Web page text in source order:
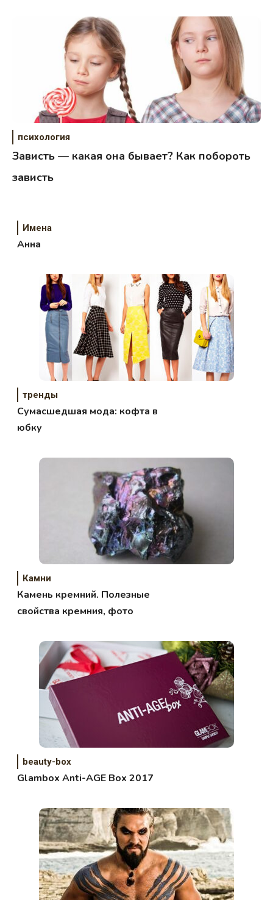
психология
Зависть — какая она бывает? Как побороть
зависть
Имена
Анна
тренды
Сумасшедшая мода: кофта в
юбку
Камни
Камень кремний. Полезные
свойства кремния, фото
beauty-box
Glambox Anti-AGE Box 2017